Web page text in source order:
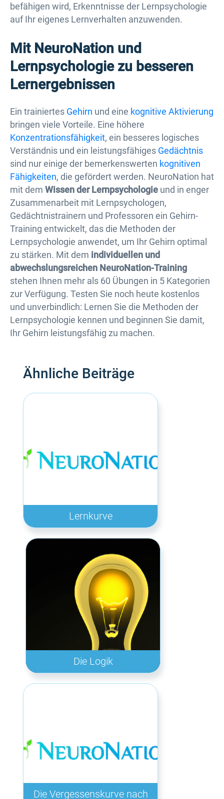
befähigen wird, Erkenntnisse der Lernpsychologie
auf Ihr eigenes Lernverhalten anzuwenden.
Mit NeuroNation und
Lernpsychologie zu besseren
Lernergebnissen
Ein trainiertes Gehirn und eine kognitive Aktivierung
bringen viele Vorteile. Eine höhere
Konzentrationsfähigkeit, ein besseres logisches
Verständnis und ein leistungsfähiges Gedächtnis
sind nur einige der bemerkenswerten kognitiven
Fähigkeiten, die gefördert werden. NeuroNation hat
mit dem Wissen der Lernpsychologie und in enger
Zusammenarbeit mit Lernpsychologen,
Gedächtnistrainern und Professoren ein Gehirn-
Training entwickelt, das die Methoden der
Lernpsychologie anwendet, um Ihr Gehirn optimal
zu stärken. Mit dem individuellen und
abwechslungsreichen NeuroNation-Training
stehen Ihnen mehr als 60 Übungen in 5 Kategorien
zur Verfügung. Testen Sie noch heute kostenlos
und unverbindlich: Lernen Sie die Methoden der
Lernpsychologie kennen und beginnen Sie damit,
Ihr Gehirn leistungsfähig zu machen.
Ähnliche Beiträge
Lernkurve
Die Logik
Die Vergessenskurve nach